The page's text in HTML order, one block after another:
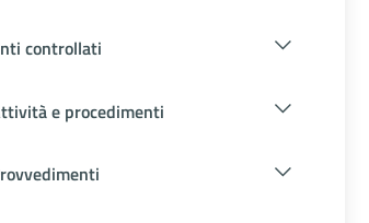
controllati
e procedimenti